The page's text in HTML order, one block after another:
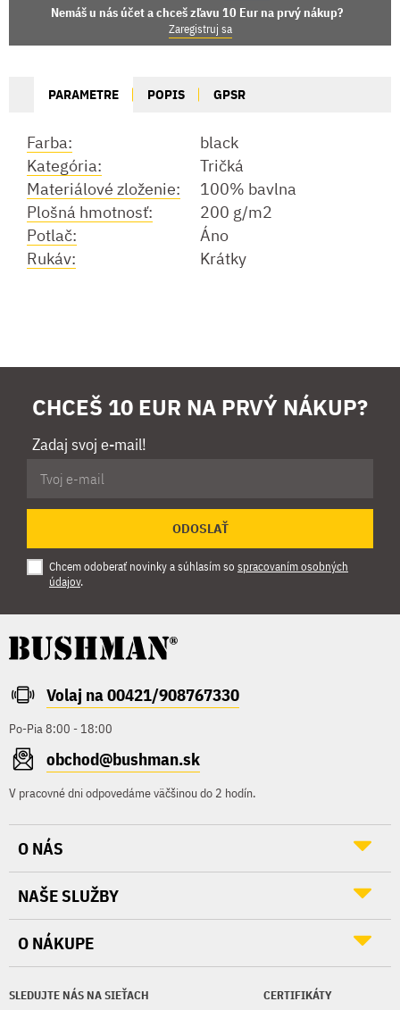
Nemáš u nás účet a chceš zľavu 10 Eur na prvý nákup?
Zaregistruj sa
PARAMETRE POPIS GPSR
Farba:
black
Kategória:
Tričká
Materiálové zloženie:
100% bavlna
Plošná hmotnosť:
200 g/m2
Potlač:
Áno
Rukáv:
Krátky
CHCEŠ 10 EUR NA PRVÝ NÁKUP?
Zadaj svoj e-mail!
ODOSLAŤ
Chcem odoberať novinky a súhlasím so spracovaním osobných
údajov.
Volaj na 00421/908767330
Po-Pia 8:00 - 18:00
obchod@bushman.sk
V pracovné dni odpovedáme väčšinou do 2 hodín.
SLEDUJTE NÁS NA SIEŤACH CERTIFIKÁTY
O NÁS
NAŠE SLUŽBY
O NÁKUPE